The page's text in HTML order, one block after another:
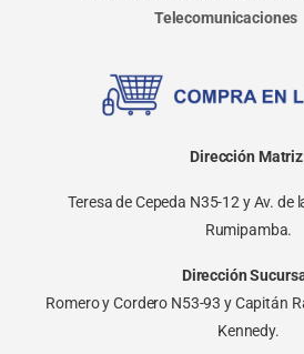
Telecomunicaciones
Dirección
Teresa de Cepeda N35-12 y Av. de
Rumipamba.
Dirección
Romero y Cordero N53-93 y Capitán
Kennedy.